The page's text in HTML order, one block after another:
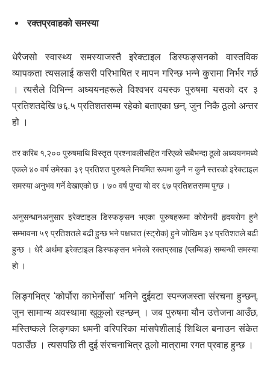
रक्तप्रवाहको समस्या
धेरैजसो स्वास्थ्य समस्याजस्तै इरेक्टाइल डिस्फङ्सनको वास्तविक
व्यापकता त्यसलाई कसरी परिभाषित र मापन गरिन्छ भन्ने कुरामा निर्भर गर्छ
। त्यसैले विभिन्न अध्ययनहरूले विश्वभर वयस्क पुरुषमा यसको दर ३
प्रतिशतदेखि ७६.५ प्रतिशतसम्म रहेको बताएका छन्, जुन निकै ठूलो अन्तर
हो ।
तर करिब १,२०० पुरुषमाथि विस्तृत प्रश्नावलीसहित गरिएको सबैभन्दा ठूलो अध्ययनमध्ये
एकले ४० वर्ष उमेरका ३९ प्रतिशत पुरुषले नियमित रूपमा कुनै न कुनै स्तरको इरेक्टाइल
समस्या अनुभव गर्ने देखाएको छ । ७० वर्ष पुग्दा यो दर ६७ प्रतिशतसम्म पुग्छ ।
अनुसन्धानअनुसार इरेक्टाइल डिस्फङ्सन भएका पुरुषहरूमा कोरोनरी हृदयरोग हुने
सम्भावना ५९ प्रतिशतले बढी हुन्छ भने पक्षघात (स्ट्रोक) हुने जोखिम ३४ प्रतिशतले बढी
हुन्छ । धेरै अर्थमा इरेक्टाइल डिस्फङ्सन भनेको रक्तप्रवाह (प्लम्बिङ) सम्बन्धी समस्या
हो ।
लिङ्गभित्र ‘कोर्पोरा काभेर्नोसा’ भनिने दुईवटा स्पन्जजस्ता संरचना हुन्छन्,
जुन सामान्य अवस्थामा खुकुलो रहन्छन् । जब पुरुषमा यौन उत्तेजना आउँछ,
मस्तिष्कले लिङ्गका धमनी वरिपरिका मांसपेशीलाई शिथिल बनाउन संकेत
पठाउँछ । त्यसपछि ती दुई संरचनाभित्र ठूलो मात्रामा रगत प्रवाह हुन्छ ।